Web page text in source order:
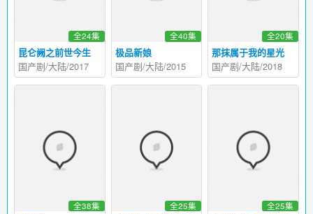
昆仑阙之前世今生
全24集
国产剧/大陆/2017
极品新娘
全40集
国产剧/大陆/2015
那抹属于我的星光
全20集
国产剧/大陆/2018
全38集 全25集 全25集